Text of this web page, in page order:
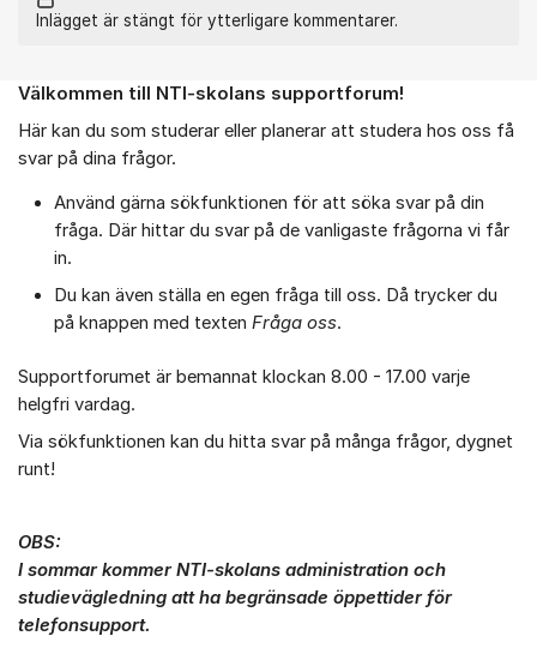
Inlägget är stängt för ytterligare kommentarer.
Om forumet
Välkommen till NTI-skolans supportforum!
Här kan du som studerar eller planerar att studera hos oss få
svar på dina frågor.
Använd gärna sökfunktionen för att söka svar på din
fråga. Där hittar du svar på de vanligaste frågorna vi får
in.
Du kan även ställa en egen fråga till oss. Då trycker du
på knappen med texten Fråga oss.
Supportforumet är bemannat klockan 8.00 - 17.00 varje
helgfri vardag.
Via sökfunktionen kan du hitta svar på många frågor, dygnet
runt!
OBS:
I sommar kommer NTI-skolans administration och
studievägledning att ha begränsade öppettider för
telefonsupport.